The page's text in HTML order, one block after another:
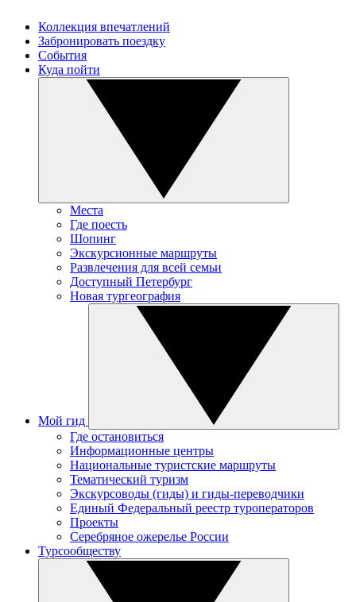
Коллекция впечатлений
Забронировать поездку
События
Куда пойти
Места
Где поесть
Шопинг
Экскурсионные маршруты
Развлечения для всей семьи
Доступный Петербург
Новая тургеография
Мой гид
Где остановиться
Информационные центры
Национальные туристские маршруты
Тематический туризм
Экскурсоводы (гиды) и гиды-переводчики
Единый Федеральный реестр туроператоров
Проекты
Серебряное ожерелье России
Турсообществу